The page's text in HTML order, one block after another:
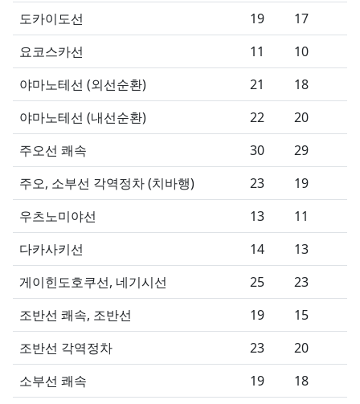
도카이도선
19
17
요코스카선
11
10
야마노테선 (외선순환)
21
18
야마노테선 (내선순환)
22
20
주오선 쾌속
30
29
주오, 소부선 각역정차 (치바행)
23
19
우츠노미야선
13
11
다카사키선
14
13
게이힌도호쿠선, 네기시선
25
23
조반선 쾌속, 조반선
19
15
조반선 각역정차
23
20
소부선 쾌속
19
18